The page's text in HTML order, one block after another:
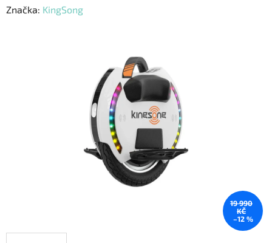
hodnocení
Značka: KingSong
19 990
KČ
–12 %